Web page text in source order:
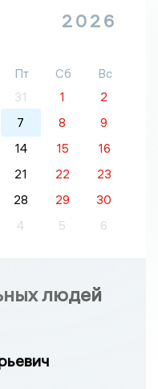
2026
Пт Сб
Вс
31 1
2
7 8
9
14 15
16
21 22
23
28 29
30
4 5 6
людей